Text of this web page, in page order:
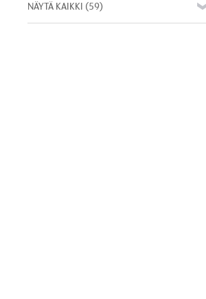
NÄYTÄ KAIKKI (59)